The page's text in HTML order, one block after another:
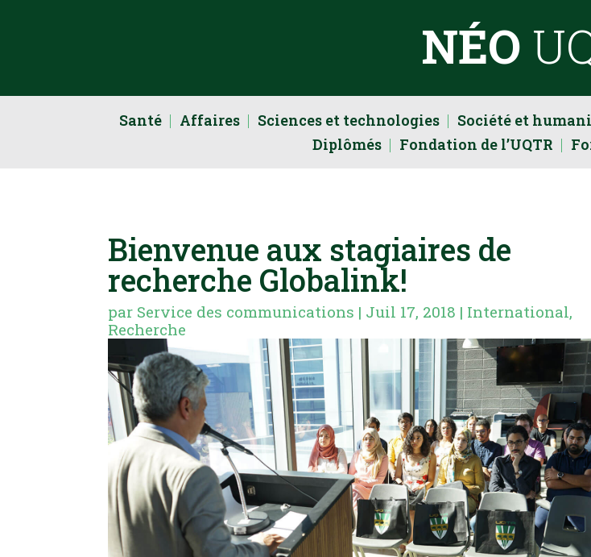
NÉO
Santé Affaires Sciences et technologies Société et
Diplômés
Fondation de l’UQTR
Bienvenue aux stagiaires de
recherche Globalink!
par Service des communications | Juil 17, 2018 | International,
Recherche